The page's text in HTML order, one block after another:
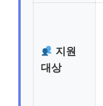
지원
대상